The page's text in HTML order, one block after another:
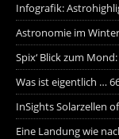
Infografik:
Astronomie im
Spix‘ Blick zum
Was ist eigentlich …
InSights Solarzellen
Eine Landung wie